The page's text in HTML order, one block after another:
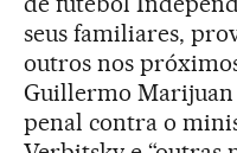
seus familiares,
outros nos
Guillermo Marijuan
penal contra o